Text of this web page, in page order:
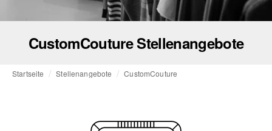
CustomCouture Stellenangebote
Startseite Stellenangebote CustomCouture